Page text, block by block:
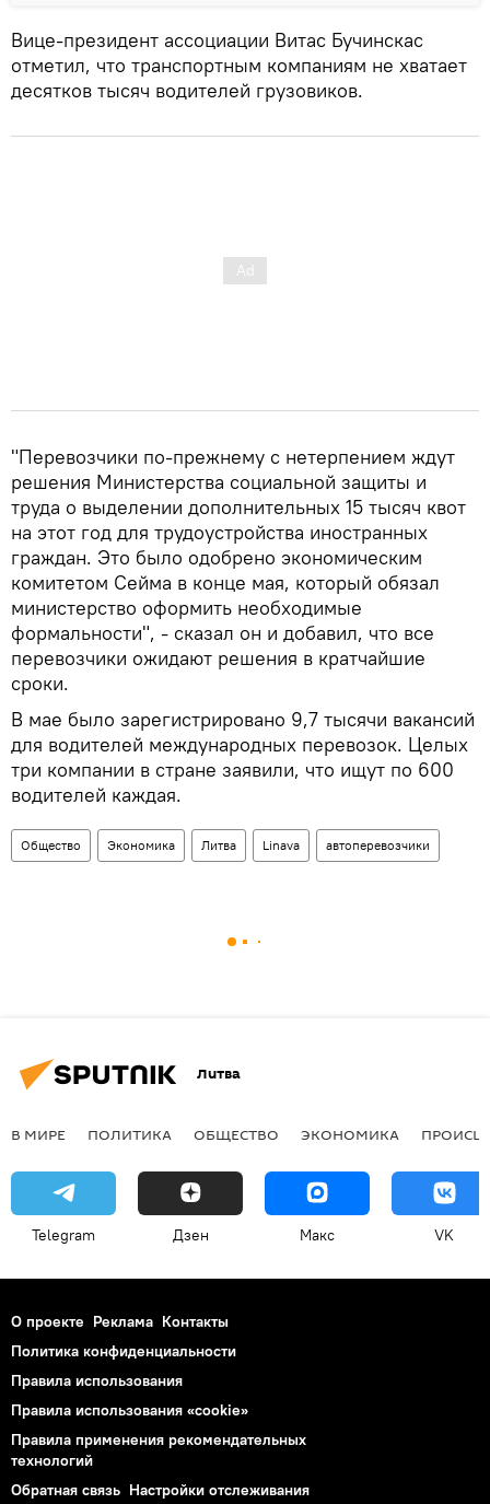
Вице-президент ассоциации Витас Бучинскас
отметил, что транспортным компаниям не хватает
десятков тысяч водителей грузовиков.
"Перевозчики по-прежнему с нетерпением ждут
решения Министерства социальной защиты и
труда о выделении дополнительных 15 тысяч квот
на этот год для трудоустройства иностранных
граждан. Это было одобрено экономическим
комитетом Сейма в конце мая, который обязал
министерство оформить необходимые
формальности", - сказал он и добавил, что все
перевозчики ожидают решения в кратчайшие
сроки.
В мае было зарегистрировано 9,7 тысячи вакансий
для водителей международных перевозок. Целых
три компании в стране заявили, что ищут по 600
водителей каждая.
Общество Экономика Литва Linava автоперевозчики
Литва
В МИРЕ ПОЛИТИКА ОБЩЕСТВО ЭКОНОМИКА
Telegram Дзен Макс VK
О проекте Реклама Контакты
Политика конфиденциальности
Правила использования
Правила использования «cookie»
Правила применения рекомендательных
технологий
Обратная связь Настройки отслеживания